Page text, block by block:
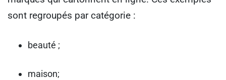
sont regroupés par catégorie :
beauté ;
maison;